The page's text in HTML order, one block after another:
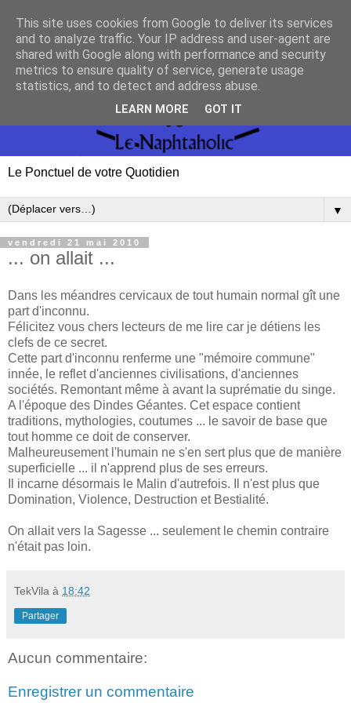
Le Ponctuel de votre Quotidien
▼
vendredi 21 mai 2010
... on allait ...
Dans les méandres cervicaux de tout humain normal gît une
part d'inconnu.
Félicitez vous chers lecteurs de me lire car je détiens les
clefs de ce secret.
Cette part d'inconnu renferme une "mémoire commune"
innée, le reflet d'anciennes civilisations, d'anciennes
sociétés. Remontant même à avant la suprématie du singe.
A l'époque des Dindes Géantes. Cet espace contient
traditions, mythologies, coutumes ... le savoir de base que
tout homme ce doit de conserver.
Malheureusement l'humain ne s'en sert plus que de manière
superficielle ... il n'apprend plus de ses erreurs.
Il incarne désormais le Malin d'autrefois. Il n'est plus que
Domination, Violence, Destruction et Bestialité.
On allait vers la Sagesse ... seulement le chemin contraire
n'était pas loin.
TekVila à 18:42
Partager
Aucun commentaire:
Enregistrer un commentaire
This site uses cookies from Google to deliver its services
and to analyze traffic. Your IP address and user-agent are
shared with Google along with performance and security
metrics to ensure quality of service, generate usage
statistics, and to detect and address abuse.
LEARN MORE GOT IT